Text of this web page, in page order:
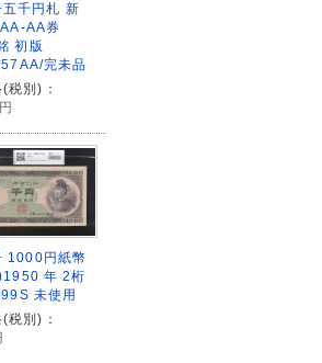
千円札 新
AA券
初版
完未品
税別)：
円
1000円紙幣
年 2桁
未使用
税別)：